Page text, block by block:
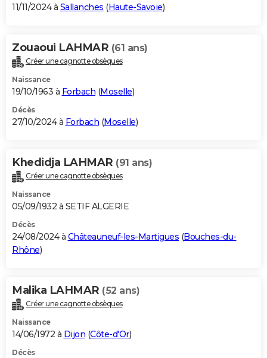
11/11/2024 à Sallanches (Haute-Savoie)
Zouaoui LAHMAR (61 ans)
Créer une cagnotte obsèques
Naissance
19/10/1963 à Forbach (Moselle)
Décès
27/10/2024 à Forbach (Moselle)
Khedidja LAHMAR (91 ans)
Créer une cagnotte obsèques
Naissance
05/09/1932 à SETIF ALGERIE
Décès
24/08/2024 à Châteauneuf-les-Martigues (Bouches-du-
Rhône)
Malika LAHMAR (52 ans)
Créer une cagnotte obsèques
Naissance
14/06/1972 à Dijon (Côte-d'Or)
Décès